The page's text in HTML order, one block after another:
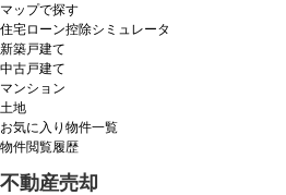
マップで探す
住宅ローン控除シミュレータ
新築戸建て
中古戸建て
マンション
土地
お気に入り物件一覧
物件閲覧履歴
不動産売却